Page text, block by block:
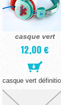
casque vert
12,00 €
casque vert